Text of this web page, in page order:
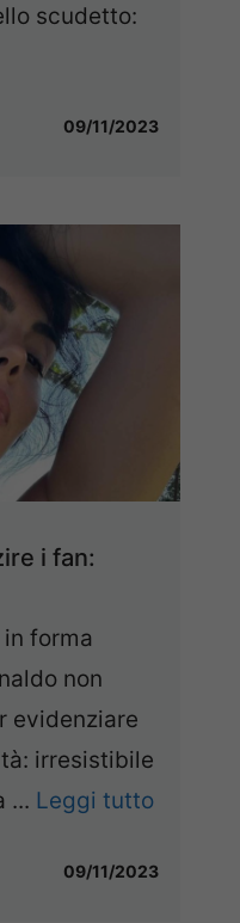
scudetto:
09/11/2023
i fan:
forma
non
evidenziare
irresistibile
... Leggi tutto
09/11/2023